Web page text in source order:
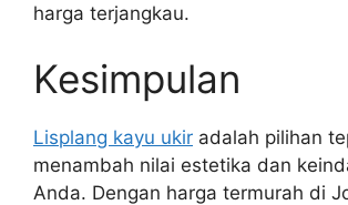
harga terjangkau.
Kesimpulan
Lisplang kayu ukir adalah pilihan
menambah nilai estetika dan
Anda. Dengan harga termurah di